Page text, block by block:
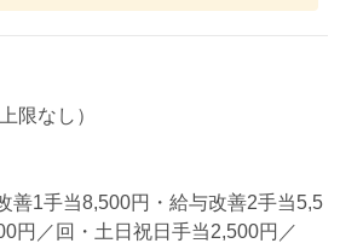
限なし）
善1手当8,500円・給与改善2手当5,5
円／回・土日祝日手当2,500円／